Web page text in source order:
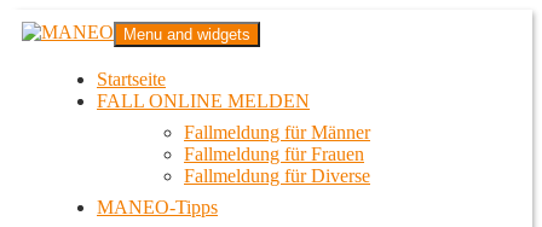
Zum
InhaltMANEO
Das schwule Anti-Gewalt-Projekt in Berlin
Menu and widgets
Startseite
FALL ONLINE MELDEN
Fallmeldung für Männer
Fallmeldung für Frauen
Fallmeldung für Diverse
MANEO-Tipps